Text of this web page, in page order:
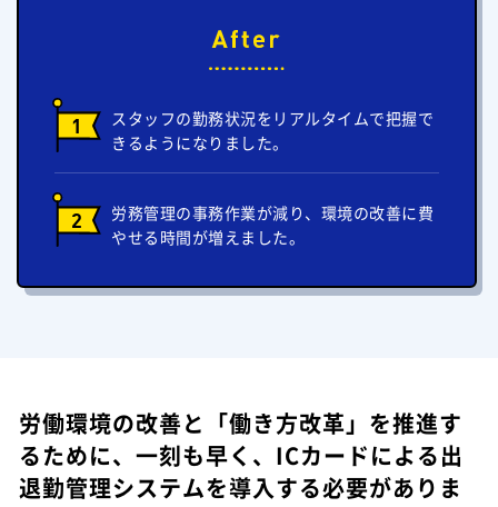
1
スタッフの勤務状況をリアルタイムで把握で
きるようになりました。
2
労務管理の事務作業が減り、環境の改善に費
やせる時間が増えました。
労働環境の改善と「働き方改革」を推進す
るために、一刻も早く、ICカードによる出
退勤管理システムを導入する必要がありま